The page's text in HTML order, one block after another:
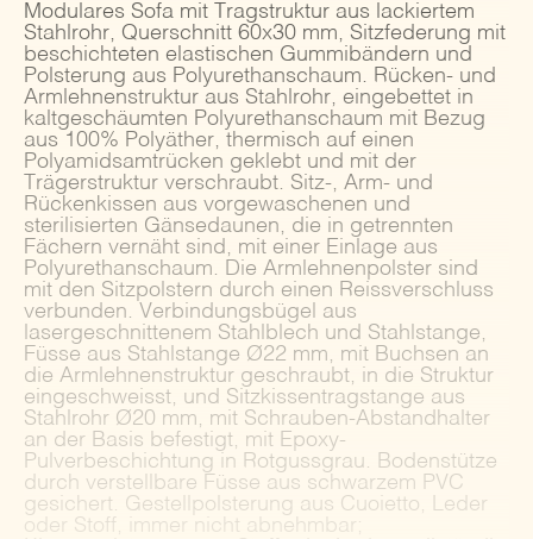
Modulares Sofa mit Tragstruktur aus lackiertem
Stahlrohr, Querschnitt 60x30 mm, Sitzfederung mit
beschichteten elastischen Gummibändern und
Polsterung aus Polyurethanschaum. Rücken- und
Armlehnenstruktur aus Stahlrohr, eingebettet in
kaltgeschäumten Polyurethanschaum mit Bezug
aus 100% Polyäther, thermisch auf einen
Polyamidsamtrücken geklebt und mit der
Trägerstruktur verschraubt. Sitz-, Arm- und
Rückenkissen aus vorgewaschenen und
sterilisierten Gänsedaunen, die in getrennten
Fächern vernäht sind, mit einer Einlage aus
Polyurethanschaum. Die Armlehnenpolster sind
mit den Sitzpolstern durch einen Reissverschluss
verbunden. Verbindungsbügel aus
lasergeschnittenem Stahlblech und Stahlstange,
Füsse aus Stahlstange Ø22 mm, mit Buchsen an
die Armlehnenstruktur geschraubt, in die Struktur
eingeschweisst, und Sitzkissentragstange aus
Stahlrohr Ø20 mm, mit Schrauben-Abstandhalter
an der Basis befestigt, mit Epoxy-
Pulverbeschichtung in Rotgussgrau. Bodenstütze
durch verstellbare Füsse aus schwarzem PVC
gesichert. Gestellpolsterung aus Cuoietto, Leder
oder Stoff, immer nicht abnehmbar;